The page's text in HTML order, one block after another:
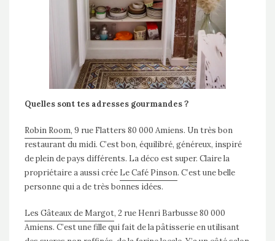
Quelles sont tes adresses gourmandes ?
Robin Room, 9 rue Flatters 80 000 Amiens. Un très bon
restaurant du midi. C’est bon, équilibré, généreux, inspiré
de plein de pays différents. La déco est super. Claire la
propriétaire a aussi crée Le Café Pinson. C’est une belle
personne qui a de très bonnes idées.
Les Gâteaux de Margot, 2 rue Henri Barbusse 80 000
Amiens. C’est une fille qui fait de la pâtisserie en utilisant